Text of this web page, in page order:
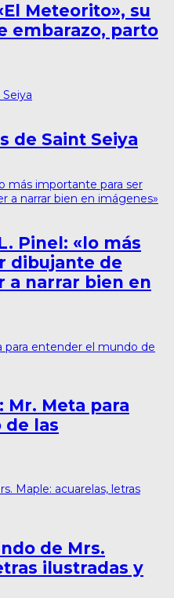
Meteorito», su
embarazo, parto
de Saint Seiya
Pinel: «lo más
dibujante de
a narrar bien en
Mr. Meta para
las
de Mrs.
ilustradas y